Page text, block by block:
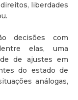
liberdades
decisões com
elas, uma
de ajustes em
do estado de
análogas,